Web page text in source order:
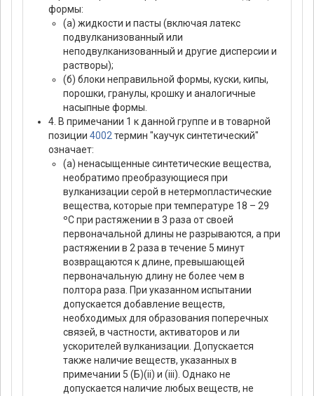
формы:
(а) жидкости и пасты (включая латекс
подвулканизованный или
неподвулканизованный и другие дисперсии и
растворы);
(б) блоки неправильной формы, куски, кипы,
порошки, гранулы, крошку и аналогичные
насыпные формы.
4. В примечании 1 к данной группе и в товарной
позиции 4002 термин "каучук синтетический"
означает:
(а) ненасыщенные синтетические вещества,
необратимо преобразующиеся при
вулканизации серой в нетермопластические
вещества, которые при температуре 18 – 29
ºС при растяжении в 3 раза от своей
первоначальной длины не разрываются, а при
растяжении в 2 раза в течение 5 минут
возвращаются к длине, превышающей
первоначальную длину не более чем в
полтора раза. При указанном испытании
допускается добавление веществ,
необходимых для образования поперечных
связей, в частности, активаторов и ли
ускорителей вулканизации. Допускается
также наличие веществ, указанных в
примечании 5 (Б)(ii) и (iii). Однако не
допускается наличие любых веществ, не